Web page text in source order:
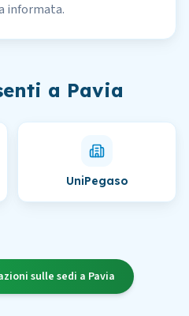
informata.
a Pavia
UniPegaso
sulle sedi a Pavia